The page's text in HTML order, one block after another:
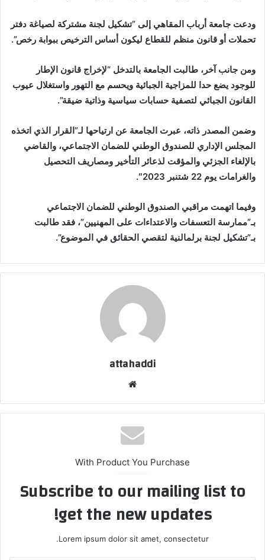
ودعت جامعة أرباب المقاهي إلى ”تشكيل لجنة مشتركة لصياغة دفتر
تحملات أو قانون منظم للقطاع ليكون أساس الترخيص ببوابة رخص”.
ومن جانب آخر، طالبت الجامعة بالتدخل “لإخراج قانون الإطار
للوجود يضع حدا للمزاجية الجبائية ويحسم مع التهور واستغلال عيوب
القانون الجبائي لتصفية حسابات سياسية وذاتية ضيقة”.
وضمن المصدر ذاته، عبرت الجامعة عن ارتياحها لـ”القرار الذي اتخذه
المجلس الإداري للصندوق الوطني للضمان الاجتماعي، والقاضي
بالإلغاء الجزئي والمؤقت لذعائر التأخير ومصاريف التحصيل
والغرامات يوم 22 شتنبر 2023″.
وفيما اتهمت مراقبي الصندوق الوطني للضمان الاجتماعي
بـ”ممارسة التعسفات والاعتداءات على المهنيين”، فقد طالبت
بـ”تشكيل لجنة برلمالنية لتقصي الحقائق في الموضوع”.
attahaddi
With Product You Purchase
Subscribe to our mailing list to
get the new updates!
Lorem ipsum dolor sit amet, consectetur.